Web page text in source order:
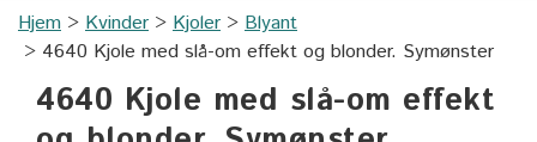
Kvinder
Hjem Kvinder Kjoler
Blyant
4640 Kjole med slå-om effekt og blonder. Symønster
4640 Kjole med slå-om effekt